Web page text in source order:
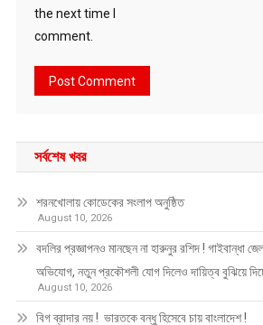
the next time I
comment.
সর্বশেষ খবর
শরনখোলায় কোডেকের সংলাপ অনুষ্ঠিত
August 10, 2026
বদলির প্রজ্ঞাপনও মানছেন না হারুনুর রশিদ ! গাইবান্ধা
অভিযোগ, নতুন প্রকৌশলী যোগ দিলেও দায়িত্ব বুঝিয়ে
August 10, 2026
বিগ ব্রাদার নয় ! ভারতকে বন্ধু হিসেবে চায় বাংলাদেশ !